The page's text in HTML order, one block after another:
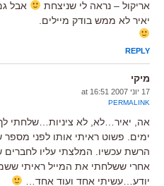
אריקול – נראה לי שניצחת
אבל
יאיר לא ממש בודק מיילים.
REPLY
מיקי
17 יוני 2007 at 16:51
PERMALINK
אה, יאיר…לא, לא ציניות…שלחתי
ימים. פשוט ראיתי אותו לפני
הרשת עכשיו. המלצתי עליו לחברים
אחרי ששלחתי את המייל ראיתי
יודע…עשיתי אחד ועוד אחד…